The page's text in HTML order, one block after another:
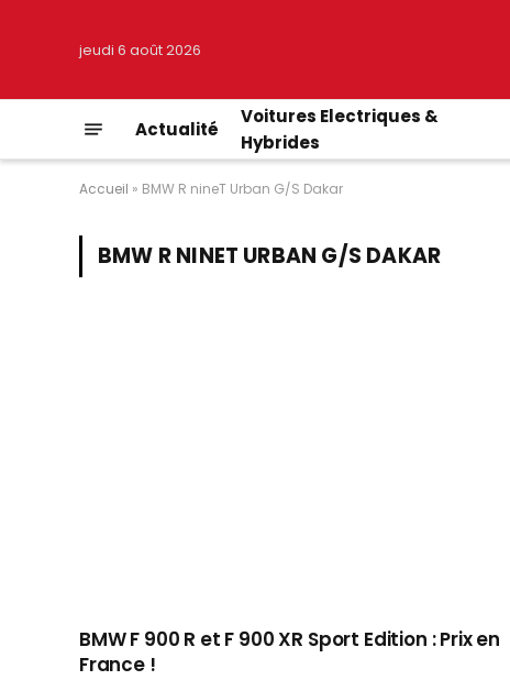
jeudi 6 août 2026
Actualité
Voitures Electriques &
Hybrides
Accueil » BMW R nineT Urban G/S Dakar
BMW R NINET URBAN G/S DAKAR
BMW F 900 R et F 900 XR Sport Edition : Prix en
France !